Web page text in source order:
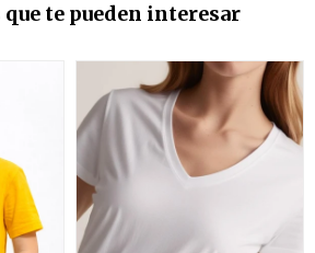
te pueden interesar